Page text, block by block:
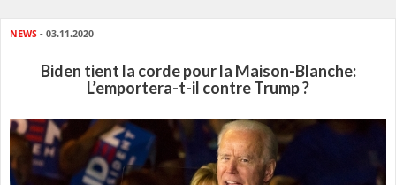
NEWS - 03.11.2020
Biden tient la corde pour la Maison-Blanche:
L’emportera-t-il contre Trump ?